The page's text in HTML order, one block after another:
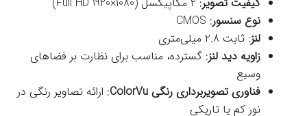
نوع سنسور: CMOS
لنز: ثابت 2.8 میلی‌متری
زاویه دید لنز: گسترده، مناسب برای نظارت بر فضاهای
وسیع
فناوری تصویربرداری رنگی ColorVu
: ارائه تصاویر رنگی در
نور کم یا تاریکی